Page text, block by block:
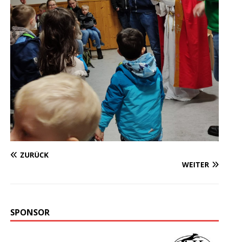
ZURÜCK
WEITER
SPONSOR